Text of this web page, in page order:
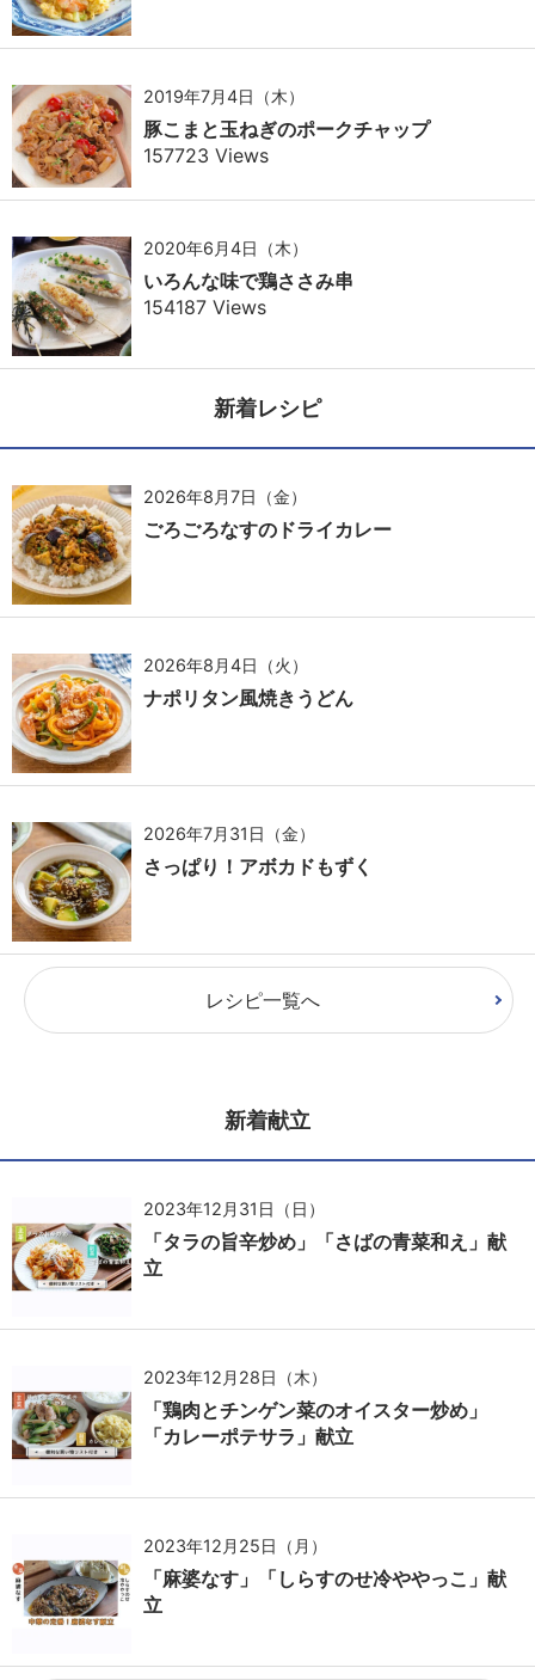
2019年7月4日（木）
豚こまと玉ねぎのポークチャップ
157723 Views
2020年6月4日（木）
いろんな味で鶏ささみ串
154187 Views
新着レシピ
2026年8月7日（金）
ごろごろなすのドライカレー
2026年8月4日（火）
ナポリタン風焼きうどん
2026年7月31日（金）
さっぱり！アボカドもずく
レシピ一覧へ
新着献立
2023年12月31日（日）
「タラの旨辛炒め」「さばの青菜和え」献
立
2023年12月28日（木）
「鶏肉とチンゲン菜のオイスター炒め」
「カレーポテサラ」献立
2023年12月25日（月）
「麻婆なす」「しらすのせ冷ややっこ」献
立